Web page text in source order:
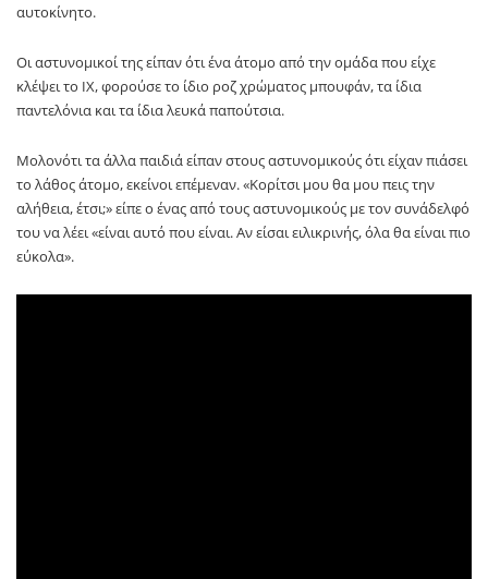
αυτοκίνητο.
Οι αστυνομικοί της είπαν ότι ένα άτομο από την ομάδα που είχε
κλέψει το ΙΧ, φορούσε το ίδιο ροζ χρώματος μπουφάν, τα ίδια
παντελόνια και τα ίδια λευκά παπούτσια.
Μολονότι τα άλλα παιδιά είπαν στους αστυνομικούς ότι είχαν πιάσει
το λάθος άτομο, εκείνοι επέμεναν. «Κορίτσι μου θα μου πεις την
αλήθεια, έτσι;» είπε ο ένας από τους αστυνομικούς με τον συνάδελφό
του να λέει «είναι αυτό που είναι. Αν είσαι ειλικρινής, όλα θα είναι πιο
εύκολα».